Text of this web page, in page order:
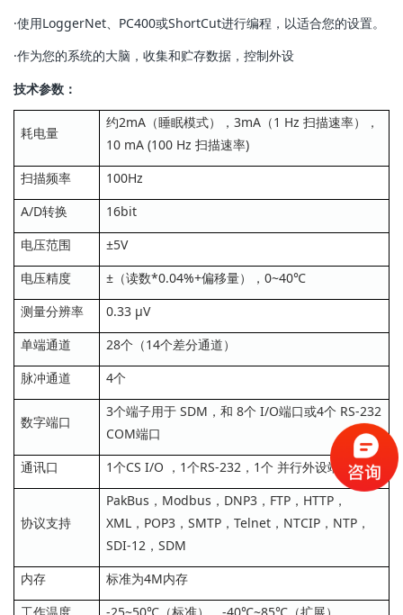
·使用LoggerNet、PC400或ShortCut进行编程，以适合您的设置。
·作为您的系统的大脑，收集和贮存数据，控制外设
技术参数：
耗电量
约2mA（睡眠模式），3mA（1 Hz 扫描速率），
10 mA (100 Hz 扫描速率)
扫描频率
100Hz
A/D转换
16bit
电压范围
±5V
电压精度
±（读数*0.04%+偏移量），0~40℃
测量分辨率
0.33 µV
单端通道
28个（14个差分通道）
脉冲通道
4个
数字端口
3个端子用于 SDM，和 8个 I/O端口或4个 RS-232
COM端口
通讯口
1个CS I/O ，1个RS-232，1个 并行外设端口
协议支持
PakBus，Modbus，DNP3，FTP，HTTP，
XML，POP3，SMTP，Telnet，NTCIP，NTP，
SDI-12，SDM
内存
标准为4M内存